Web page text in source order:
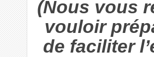
(Nous vous
vouloir
de faciliter